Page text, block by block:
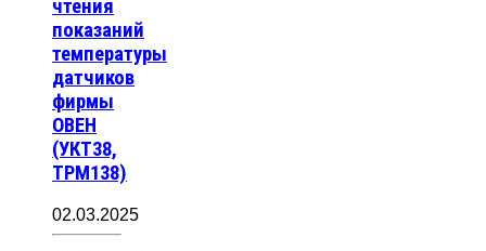
чтения
показаний
температуры
датчиков
фирмы
ОВЕН
(УКТ38,
ТРМ138)
02.03.2025